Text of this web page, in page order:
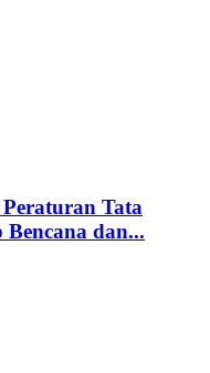
Tata
dan...